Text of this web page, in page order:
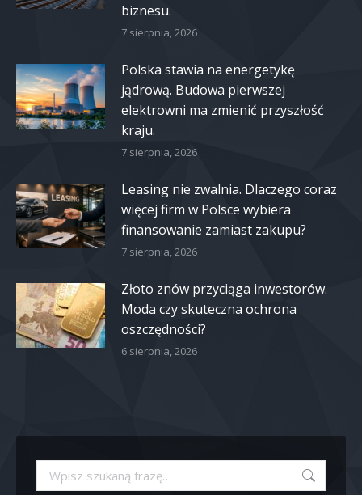
biznesu.
7 sierpnia, 2026
Polska stawia na energetykę
jądrową. Budowa pierwszej
elektrowni ma zmienić przyszłość
kraju.
7 sierpnia, 2026
Leasing nie zwalnia. Dlaczego coraz
więcej firm w Polsce wybiera
finansowanie zamiast zakupu?
7 sierpnia, 2026
Złoto znów przyciąga inwestorów.
Moda czy skuteczna ochrona
oszczędności?
6 sierpnia, 2026
Szukaj: